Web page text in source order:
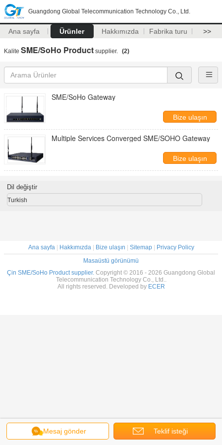
Guangdong Global Telecommunication Technology Co., Ltd.
Ana sayfa Ürünler Hakkımızda Fabrika turu >>
Kalite SME/SoHo Product supplier. (2)
SME/SoHo Gateway
Bize ulaşın
Multiple Services Converged SME/SOHO Gateway
Bize ulaşın
Mesaj gönder Teklif isteği
Dil değiştir
Turkish
Ana sayfa| Hakkımızda| Bize ulaşın Sitemap|
Privacy Policy
Masaüstü görünümü
Çin SME/SoHo Product supplier. Copyright © 2016 - 2026 Guangdong Global
Telecommunication Technology Co., Ltd..
All rights reserved. Developed by ECER